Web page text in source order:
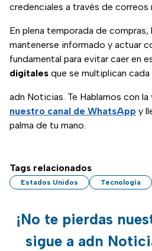
credenciales a través de correos
En plena temporada de compras,
mantenerse informado y actuar
fundamental para evitar caer en
digitales que se multiplican cada
adn Noticias. Te Hablamos con la
nuestro canal de WhatsApp y
palma de tu mano.
Tags relacionados
Estados Unidos Tecnología
¡No te pierdas
sigue a adn